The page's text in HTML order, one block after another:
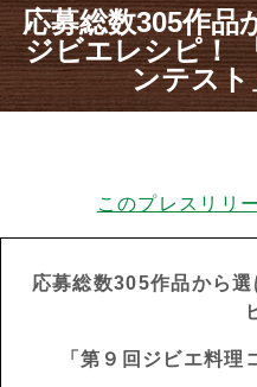
応募総数305作品
ジビエレシピ！
ンテスト
このプレスリリ
応募総数305作品から
「第９回ジビエ料理